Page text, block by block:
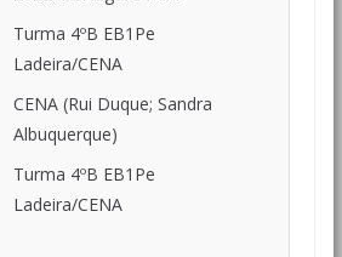
Turma 4ºB EB1Pe
Ladeira/CENA
CENA (Rui Duque; Sandra
Albuquerque)
Turma 4ºB EB1Pe
Ladeira/CENA